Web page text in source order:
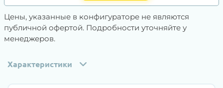
Цены, указанные в конфигураторе не являются
публичной офертой. Подробности уточняйте у
менеджеров.
Характеристики